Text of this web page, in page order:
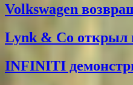
Volkswagen
Lynk & Co
INFINITI